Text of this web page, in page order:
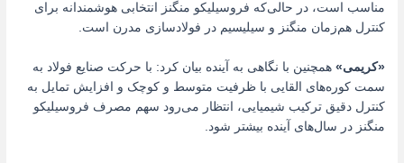
مناسب است، در حالی‌که فروسیلیکو منگنز انتخابی هوشمندانه برای
کنترل هم‌زمان منگنز و سیلیسیم در فولادسازی مدرن است.
«کریمی» همچنین با نگاهی به آینده بیان کرد: با حرکت صنایع فولاد به
سمت کوره‌های القایی با ظرفیت متوسط و کوچک و افزایش تمایل به
کنترل دقیق ترکیب شیمیایی، انتظار می‌رود سهم مصرف فروسیلیکو
منگنز در سال‌های آینده بیشتر شود.